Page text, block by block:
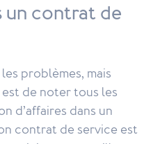
contrat de
problèmes, mais
de noter tous les
d’affaires dans un
contrat de service est